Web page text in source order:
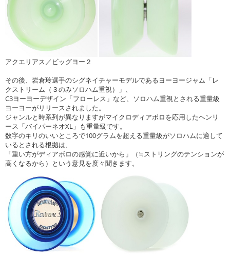
アクエリアス／ビッグヨー２
その後、岩倉玲選手のシグネイチャーモデルであるヨーヨージャム「レ
クストリーム（３のみソロハム重視）」、
C3ヨーヨーデザイン「フローレス」など、ソロハム重視とされる重量級
ヨーヨーがリリースされました。
ジャンルと時系列が異なりますがマイクロディアボロを応用したヘンリ
ース「バイパーネオXL」も重量級です。
数字のキリのいいところで100グラムを超える重量級がソロハムに適して
いるとされる根拠は、
「重い方がディアボロの感覚に近いから」（≒ストリングのテンションが
高くなるから）という意見を度々聞きます。